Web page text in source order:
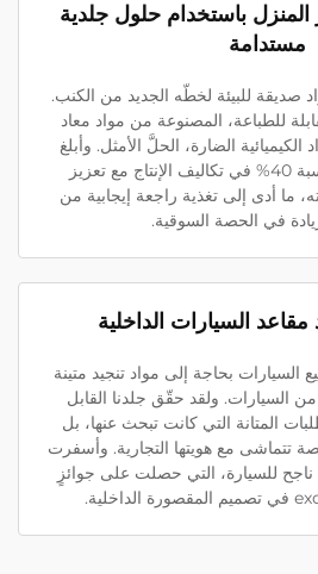
باستخدام حلول جلدية
مستدامة
للبيئة لخطّه الجديد من الكنب.
للطباعة، المصنوعة من مواد معاد
الكيميائية الضارة، الحلَّ الأمثل. وأبلغ
المصمم عن خفضٍ بنسبة 40% في تكاليف الإنتاج مع تعزيز
ما أدى إلى تغذية راجعة إيجابية من
في الحصة السوقية.
السيارات الداخلية
بحاجة إلى مواد تنجيد متينة
من السيارات. ولقد حقّق جلدنا القابل
المتانة التي كانت تبحث عنها، بل
تتماشى مع هويتها التجارية. وأسفرت
للسيارة، التي حصلت على جوائزٍ